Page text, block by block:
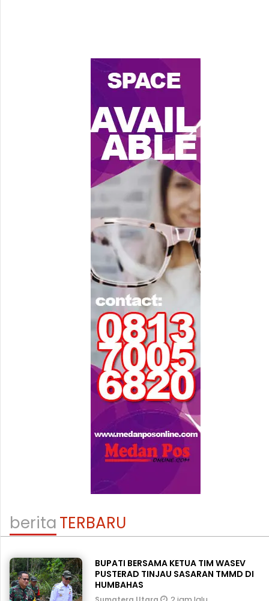
beritaTERBARU
BUPATI BERSAMA KETUA TIM WASEV
PUSTERAD TINJAU SASARAN TMMD DI
HUMBAHAS